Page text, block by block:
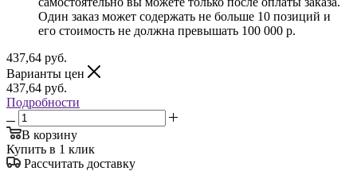
Один заказ может содержать не больше 10 позиций и
его стоимость не должна превышать 100 000 р.
437,64 руб.
Варианты цен
437,64 руб.
Подробности
В корзину
Купить в 1 клик
Рассчитать доставку